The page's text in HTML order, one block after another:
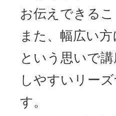
お伝えできるこ
また、幅広い
という思いで
しやすいリー
す。